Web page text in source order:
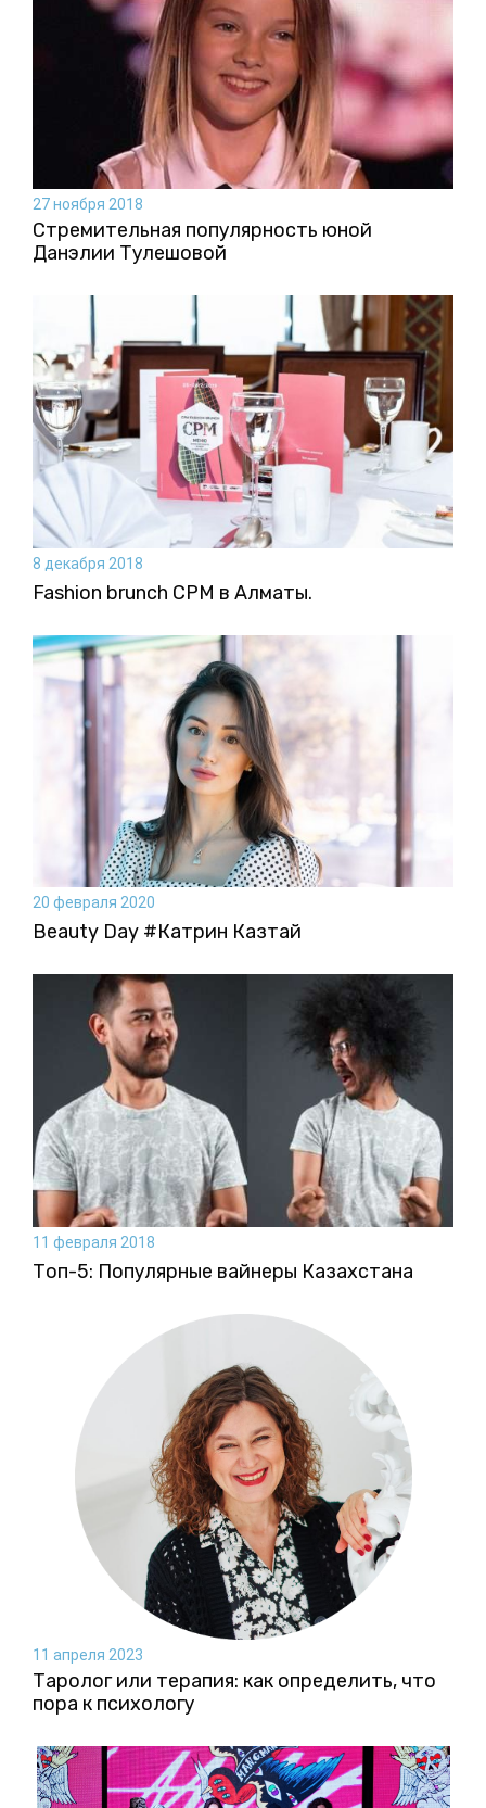
27 ноября 2018
Стремительная популярность юной
Данэлии Тулешовой
8 декабря 2018
Fashion brunch CPM в Алматы.
20 февраля 2020
Beauty Day #Катрин Казтай
11 февраля 2018
Топ-5: Популярные вайнеры Казахстана
11 апреля 2023
Таролог или терапия: как определить, что
пора к психологу